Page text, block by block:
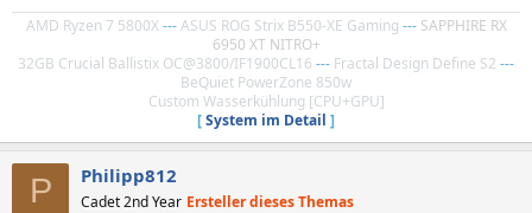
AMD Ryzen 7 5800X --- ASUS ROG Strix B550-XE Gaming --- SAPPHIRE RX
6950 XT NITRO+
32GB Crucial Ballistix OC@3800/IF1900CL16 --- Fractal Design Define S2 ---
BeQuiet PowerZone 850w
Custom Wasserkühlung [CPU+GPU]
[System im Detail ]
P Philipp812
Cadet 2nd Year Ersteller dieses Themas